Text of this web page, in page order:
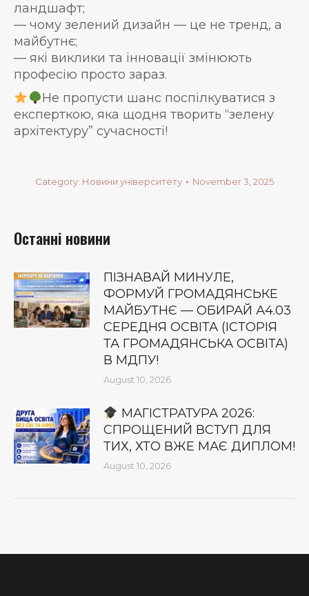
ландшафт;
— чому зелений дизайн — це не тренд, а
майбутнє;
— які виклики та інновації змінюють
професію просто зараз.
Не пропусти шанс поспілкуватися з
експерткою, яка щодня творить “зелену
архітектуру” сучасності!
Category: Новини університету November 3, 2025
Останні новини
ПІЗНАВАЙ МИНУЛЕ,
ФОРМУЙ ГРОМАДЯНСЬКЕ
МАЙБУТНЄ — ОБИРАЙ А4.03
СЕРЕДНЯ ОСВІТА (ІСТОРІЯ
ТА ГРОМАДЯНСЬКА ОСВІТА)
В МДПУ!
August 10, 2026
МАГІСТРАТУРА 2026:
СПРОЩЕНИЙ ВСТУП ДЛЯ
ТИХ, ХТО ВЖЕ МАЄ ДИПЛОМ!
August 10, 2026